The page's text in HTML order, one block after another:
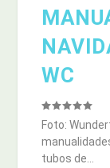
WC
Foto:
tubos de...